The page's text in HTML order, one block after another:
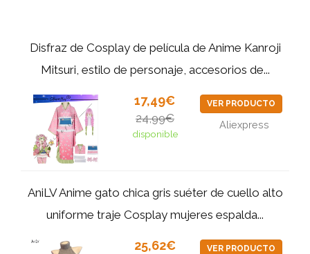
Disfraz de Cosplay de película de Anime Kanroji
Mitsuri, estilo de personaje, accesorios de...
17,49€
24,99€
disponible
VER PRODUCTO
Aliexpress
AniLV Anime gato chica gris suéter de cuello alto
uniforme traje Cosplay mujeres espalda...
25,62€ VER PRODUCTO